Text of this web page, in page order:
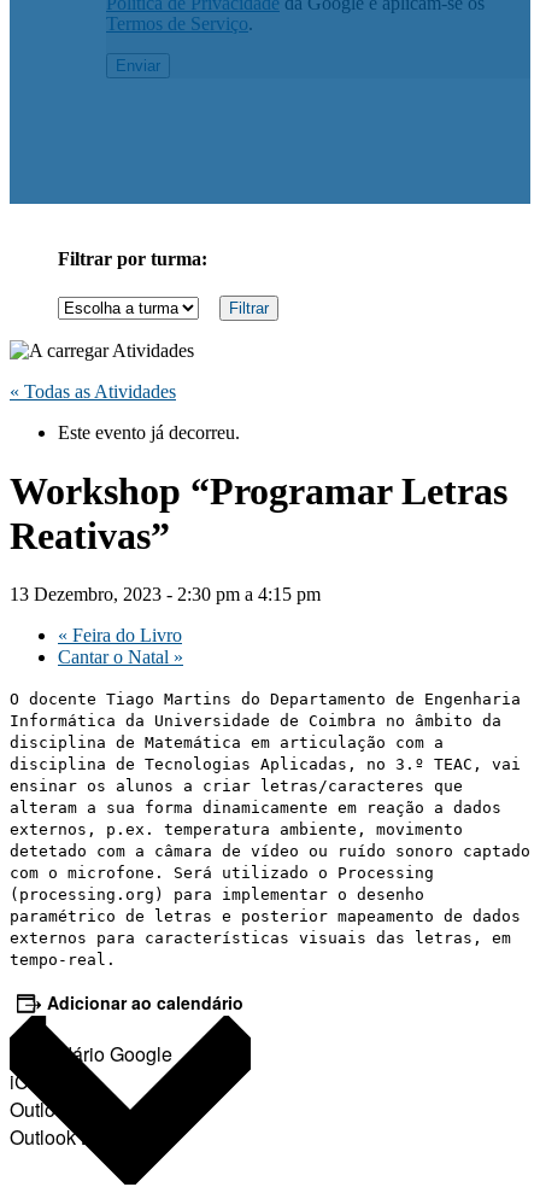
Termos de Serviço.
Filtrar por turma:
« Todas as Atividades
Este evento já decorreu.
Workshop “Programar Letras
Reativas”
13 Dezembro, 2023 - 2:30 pm a 4:15 pm
« Feira do Livro
Cantar o Natal »
O docente Tiago Martins do Departamento de Engenharia
Informática da Universidade de Coimbra no âmbito da
disciplina de Matemática em articulação com a
disciplina de Tecnologias Aplicadas, no 3.º TEAC, vai
ensinar os alunos a criar letras/caracteres que
alteram a sua forma dinamicamente em reação a dados
externos, p.ex. temperatura ambiente, movimento
detetado com a câmara de vídeo ou ruído sonoro captado
com o microfone. Será utilizado o Processing
(processing.org) para implementar o desenho
paramétrico de letras e posterior mapeamento de dados
externos para características visuais das letras, em
tempo-real.
Adicionar ao calendário
Calendário Google
iCalendar
Outlook 365
Outlook Live